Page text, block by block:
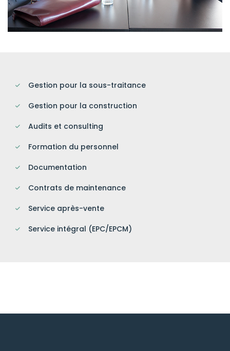
Gestion pour la sous-traitance
Gestion pour la construction
Audits et consulting
Formation du personnel
Documentation
Contrats de maintenance
Service après-vente
Service intégral (EPC/EPCM)